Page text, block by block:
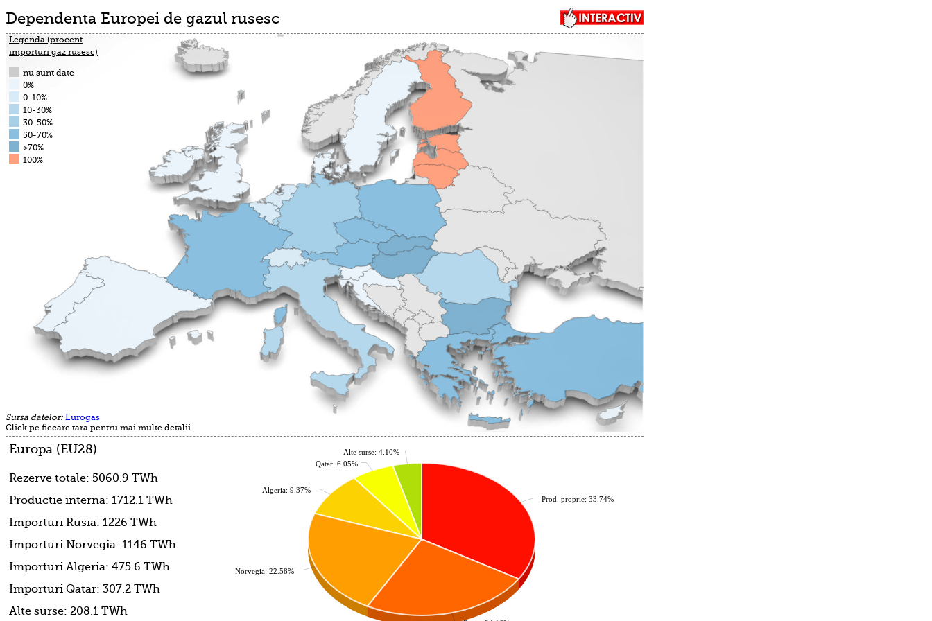
Dependenta Europei de gazul rusesc
Legenda (procent
importuri gaz rusesc)
nu sunt date
0%
0-10%
10-30%
30-50%
50-70%
>70%
100%
Click pe fiecare tara pentru mai multe detalii
Sursa datelor: Eurogas
Alte surse: 4.10%
Qatar: 6.05%
Algeria: 9.37%
Norvegia: 22.58%
Prod. proprie: 33.74%
Europa (EU28)
Rezerve totale: 5060.9 TWh
Productie interna: 1712.1 TWh
Importuri Rusia: 1226 TWh
Importuri Norvegia: 1146 TWh
Importuri Algeria: 475.6 TWh
Importuri Qatar: 307.2 TWh
Alte surse: 208.1 TWh